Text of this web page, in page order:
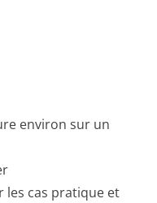
environ sur un
les cas pratique et